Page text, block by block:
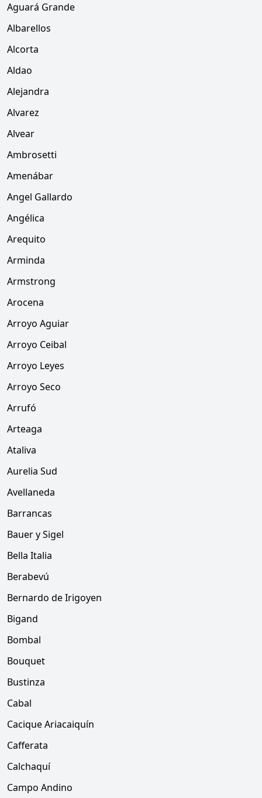
Aguará Grande
Albarellos
Alcorta
Aldao
Alejandra
Alvarez
Alvear
Ambrosetti
Amenábar
Angel Gallardo
Angélica
Arequito
Arminda
Armstrong
Arocena
Arroyo Aguiar
Arroyo Ceibal
Arroyo Leyes
Arroyo Seco
Arrufó
Arteaga
Ataliva
Aurelia Sud
Avellaneda
Barrancas
Bauer y Sigel
Bella Italia
Berabevú
Bernardo de Irigoyen
Bigand
Bombal
Bouquet
Bustinza
Cabal
Cacique Ariacaiquín
Cafferata
Calchaquí
Campo Andino